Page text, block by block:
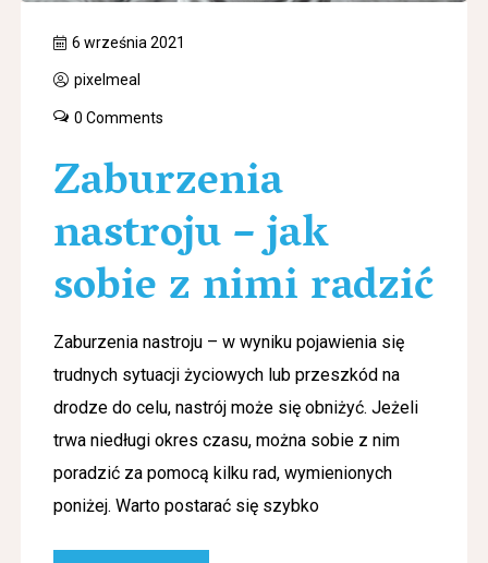
6 września 2021
pixelmeal
0 Comments
Zaburzenia
nastroju – jak
sobie z nimi radzić
Zaburzenia nastroju – w wyniku pojawienia się
trudnych sytuacji życiowych lub przeszkód na
drodze do celu, nastrój może się obniżyć. Jeżeli
trwa niedługi okres czasu, można sobie z nim
poradzić za pomocą kilku rad, wymienionych
poniżej. Warto postarać się szybko